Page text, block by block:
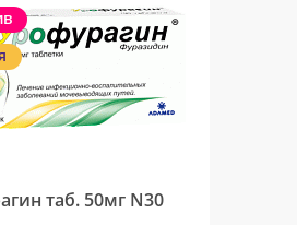
таб. 50мг N30